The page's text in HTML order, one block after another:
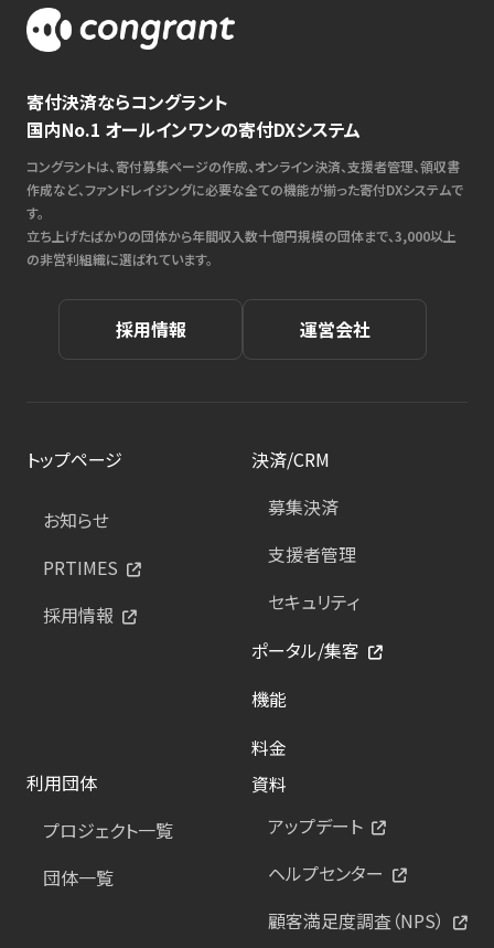
寄付決済ならコングラント
国内No.1 オールインワンの寄付DXシステム
コングラントは、寄付募集ページの作成、オンライン決済、支援者管理、領収書
作成など、ファンドレイジングに必要な全ての機能が揃った寄付DXシステムで
す。
立ち上げたばかりの団体から年間収入数十億円規模の団体まで、3,000以上
の非営利組織に選ばれています。
採用情報 運営会社
トップページ
お知らせ
PRTIMES
採用情報
決済/CRM
募集決済
支援者管理
セキュリティ
ポータル/集客
機能
料金
利用団体
プロジェクト一覧
団体一覧
資料
アップデート
ヘルプセンター
顧客満足度調査（NPS）